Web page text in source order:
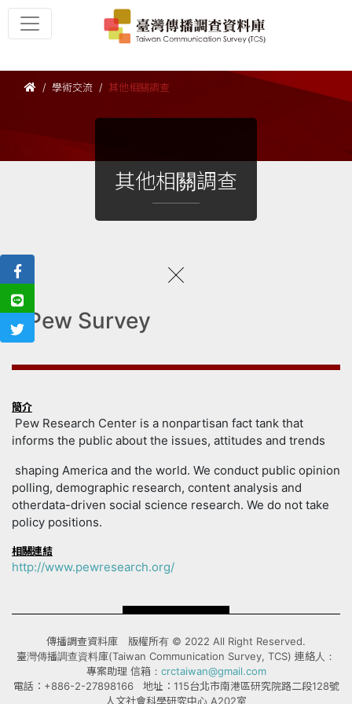
學術交流 其他相關調查
其他相關調查
Pew Survey
簡介
Pew Research Center is a nonpartisan fact tank that
informs the public about the issues, attitudes and trends
shaping America and the world. We conduct public opinion
polling, demographic research, content analysis and
otherdata-driven social science research. We do not take
policy positions.
相關連結
http://www.pewresearch.org/
傳播調查資料庫 版權所有 © 2022 All Right Reserved.
臺灣傳播調查資料庫(Taiwan Communication Survey, TCS) 連絡人：
專案助理 信箱： crctaiwan@gmail.com
電話：+886-2-27898166 地址：115台北市南港區研究院路二段128號
人文社會科學研究中心 A202室